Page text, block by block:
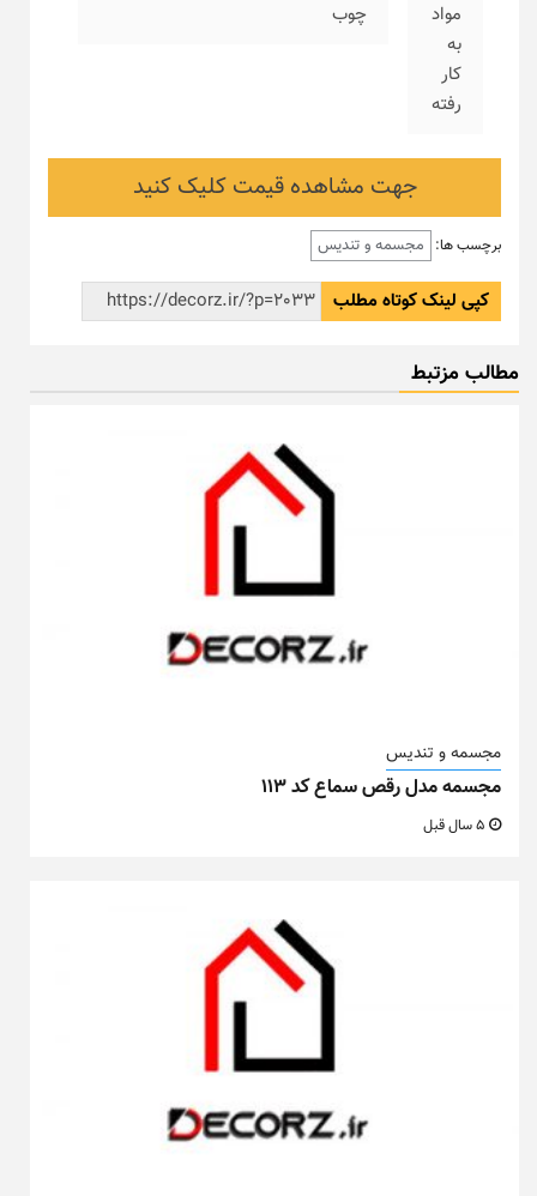
مواد
به
کار
رفته
چوب
جهت مشاهده قیمت کلیک کنید
برچسب ها: مجسمه و تندیس
کپی لینک کوتاه مطلب
مطالب مزتبط
مجسمه و تندیس
مجسمه مدل رقص سماع کد ۱۱۳